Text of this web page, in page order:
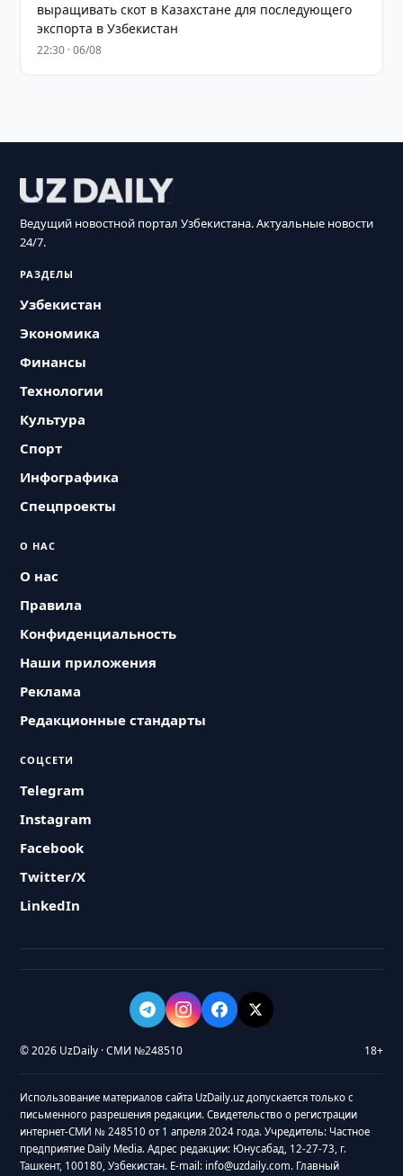
выращивать скот в Казахстане для последующего
экспорта в Узбекистан
22:30 · 06/08
Ведущий новостной портал Узбекистана. Актуальные новости
24/7.
РАЗДЕЛЫ
Узбекистан
Экономика
Финансы
Технологии
Культура
Спорт
Инфографика
Спецпроекты
О НАС
О нас
Правила
Конфиденциальность
Наши приложения
Реклама
Редакционные стандарты
СОЦСЕТИ
Telegram
Instagram
Facebook
Twitter/X
LinkedIn
© 2026 UzDaily · СМИ №248510 18+
Использование материалов сайта UzDaily.uz допускается только с
письменного разрешения редакции. Свидетельство о регистрации
интернет-СМИ № 248510 от 1 апреля 2024 года. Учредитель: Частное
предприятие Daily Media. Адрес редакции: Юнусабад, 12-27-73, г.
Ташкент, 100180, Узбекистан. E-mail: info@uzdaily.com. Главный